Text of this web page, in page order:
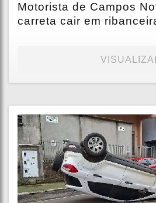
Motorista de Campos
carreta cair em